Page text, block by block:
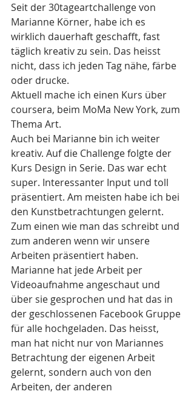
Seit der 30tageartchallenge von
Marianne Körner, habe ich es
wirklich dauerhaft geschafft, fast
täglich kreativ zu sein. Das heisst
nicht, dass ich jeden Tag nähe, färbe
oder drucke.
Aktuell mache ich einen Kurs über
coursera, beim MoMa New York, zum
Thema Art.
Auch bei Marianne bin ich weiter
kreativ. Auf die Challenge folgte der
Kurs Design in Serie. Das war echt
super. Interessanter Input und toll
präsentiert. Am meisten habe ich bei
den Kunstbetrachtungen gelernt.
Zum einen wie man das schreibt und
zum anderen wenn wir unsere
Arbeiten präsentiert haben.
Marianne hat jede Arbeit per
Videoaufnahme angeschaut und
über sie gesprochen und hat das in
der geschlossenen Facebook Gruppe
für alle hochgeladen. Das heisst,
man hat nicht nur von Mariannes
Betrachtung der eigenen Arbeit
gelernt, sondern auch von den
Arbeiten, der anderen